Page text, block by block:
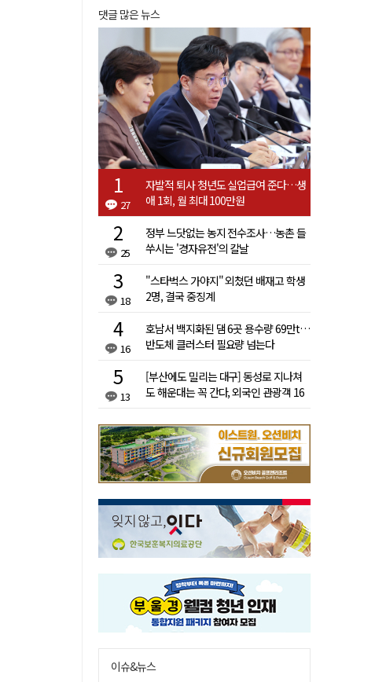
댓글 많은 뉴스
27
자발적 퇴사 청년도 실업급여 준다…생
애 1회, 월 최대 100만원
25
정부 느닷없는 농지 전수조사…농촌 들
쑤시는 '경자유전'의 칼날
18
"스타벅스 가야지" 외쳤던 배재고 학생
2명, 결국 중징계
16
호남서 백지화된 댐 6곳 용수량 69만t…
반도체 클러스터 필요량 넘는다
13
[부산에도 밀리는 대구] 동성로 지나쳐
도 해운대는 꼭 간다, 외국인 관광객 16
이슈&뉴스